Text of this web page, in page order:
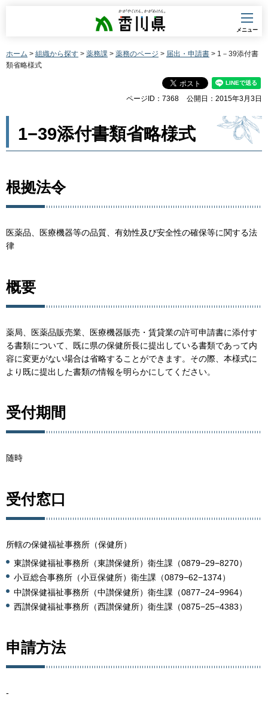
香川県
メニュー
ホーム > 組織から探す > 薬務課 > 薬務のページ > 届出・申請書 > 1－39添付書
類省略様式
ページID：7368 公開日：2015年3月3日
1−39添付書類省略様式
根拠法令
医薬品、医療機器等の品質、有効性及び安全性の確保等に関する法
律
概要
薬局、医薬品販売業、医療機器販売・賃貸業の許可申請書に添付す
る書類について、既に県の保健所長に提出している書類であって内
容に変更がない場合は省略することができます。その際、本様式に
より既に提出した書類の情報を明らかにしてください。
受付期間
随時
受付窓口
所轄の保健福祉事務所（保健所）
東讃保健福祉事務所（東讃保健所）衛生課（0879−29−8270）
小豆総合事務所（小豆保健所）衛生課（0879−62−1374）
中讃保健福祉事務所（中讃保健所）衛生課（0877−24−9964）
西讃保健福祉事務所（西讃保健所）衛生課（0875−25−4383）
申請方法
-